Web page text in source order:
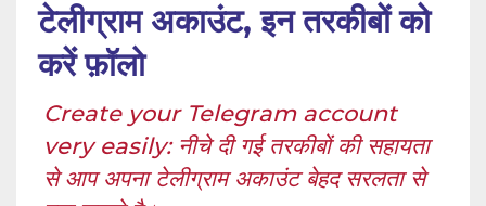
टेलीग्राम अकाउंट, इन तरकीबों को
करें फ़ॉलो
Create your Telegram account
very easily: नीचे दी गई तरकीबों की सहायता
से आप अपना टेलीग्राम अकाउंट बेहद सरलता से